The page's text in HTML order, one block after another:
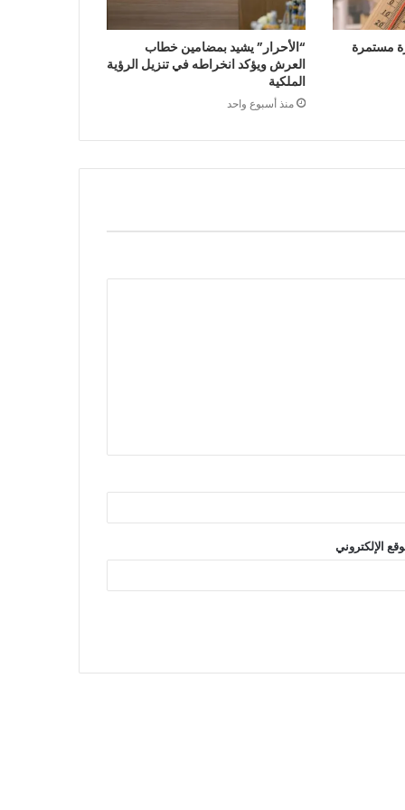
مستمرة
“الأحرار” يشيد بمضامين خطاب
العرش ويؤكد انخراطه في تنزيل الرؤية
الملكية
منذ أسبوع واحد
الإلكتروني